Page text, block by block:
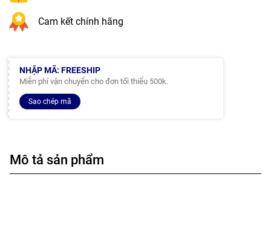
Cam kết chính hãng
NHẬP MÃ: FREESHIP
Miễn phí vận chuyển cho đơn tối thiểu 500k.
Sao chép mã
Mô tả sản phẩm